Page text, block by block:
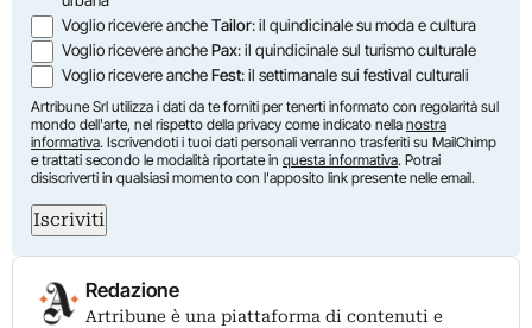
Voglio ricevere ancheTailor: il quindicinale su moda e cultura
Voglio ricevere anchePax: il quindicinale sul turismo culturale
Voglio ricevere ancheFest: il settimanale sui festival culturali
Artribune Srl utilizza i dati da te forniti per tenerti informato con regolarità sul
mondo dell'arte, nel rispetto della privacy come indicato nella nostra
informativa. Iscrivendoti i tuoi dati personali verranno trasferiti su MailChimp
e trattati secondo le modalità riportate in questa informativa. Potrai
disiscriverti in qualsiasi momento con l'apposito link presente nelle email.
Iscriviti
Redazione
Artribune è una piattaforma di contenuti e